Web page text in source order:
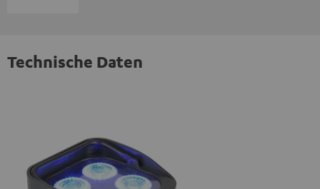
Technische Daten